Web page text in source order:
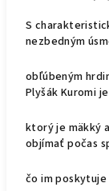
S
nezbedným
obľúbeným
Plyšák Kuromi
ktorý je mäkký
objímať počas
čo im